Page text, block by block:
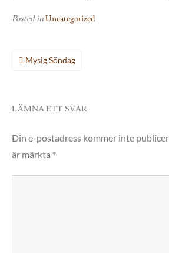
Posted inUncategorized
Inläggsnavigering
Mysig Söndag
LÄMNA ETT SVAR
Din e-postadress kommer inte
är märkta *